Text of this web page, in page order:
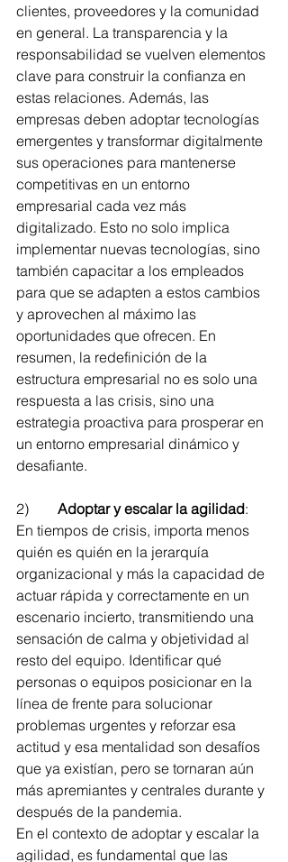
clientes, proveedores y la comunidad
en general. La transparencia y la
responsabilidad se vuelven elementos
clave para construir la confianza en
estas relaciones. Además, las
empresas deben adoptar tecnologías
emergentes y transformar digitalmente
sus operaciones para mantenerse
competitivas en un entorno
empresarial cada vez más
digitalizado. Esto no solo implica
implementar nuevas tecnologías, sino
también capacitar a los empleados
para que se adapten a estos cambios
y aprovechen al máximo las
oportunidades que ofrecen. En
resumen, la redefinición de la
estructura empresarial no es solo una
respuesta a las crisis, sino una
estrategia proactiva para prosperar en
un entorno empresarial dinámico y
desafiante.
2) Adoptar y escalar la agilidad:
En tiempos de crisis, importa menos
quién es quién en la jerarquía
organizacional y más la capacidad de
actuar rápida y correctamente en un
escenario incierto, transmitiendo una
sensación de calma y objetividad al
resto del equipo. Identificar qué
personas o equipos posicionar en la
línea de frente para solucionar
problemas urgentes y reforzar esa
actitud y esa mentalidad son desafíos
que ya existían, pero se tornaran aún
más apremiantes y centrales durante y
después de la pandemia.
En el contexto de adoptar y escalar la
agilidad, es fundamental que las